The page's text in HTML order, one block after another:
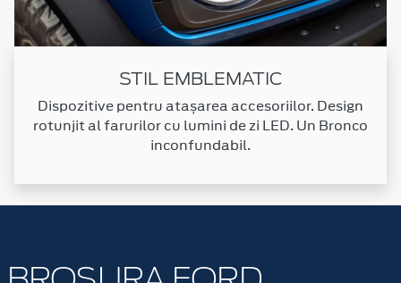
STIL EMBLEMATIC
Dispozitive pentru atașarea accesoriilor. Design
rotunjit al farurilor cu lumini de zi LED. Un Bronco
inconfundabil.